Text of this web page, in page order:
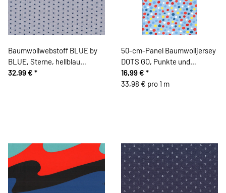
Baumwollwebstoff BLUE by
BLUE, Sterne, hellblau
meliert, Hilco
32,99 € *
50-cm-Panel Baumwolljersey
DOTS GO, Punkte und
Rennautos, hellblau, Hilco
16,99 € *
33,98 € pro 1 m